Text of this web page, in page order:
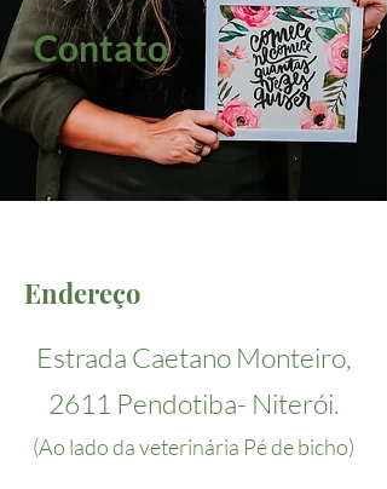
Contato
Endereço
Estrada Caetano Monteiro,
2611 Pendotiba- Niterói.
(Ao lado da veterinária Pé de bicho)